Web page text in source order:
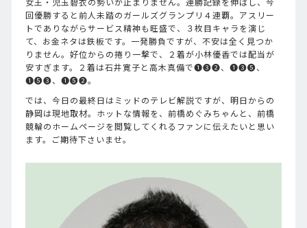
回優勝すると前人未踏のガールズグランプリ４連覇。アスリー
トでありながらサービス精神も旺盛で、３枚目キャラを演じ
て、お金ネタは鉄板です。一発勝負ですが、不安は全く見つか
りません。好位からの捲り一撃で、２着が小林優香では配当が
安すぎます。２着は石井寛子と高木真備で❶❸❷、❶❸➎、
❶➎❸、❶➎❷。
では、今日の最終日はミッドのテレビ解説ですが、明日からの
静岡は現地取材。ホットな情報を、前橋めぐみちゃんと、前橋
競輪のホームページを閲覧してくれるファンに伝えたいと思い
ます。ご期待下さいませ。